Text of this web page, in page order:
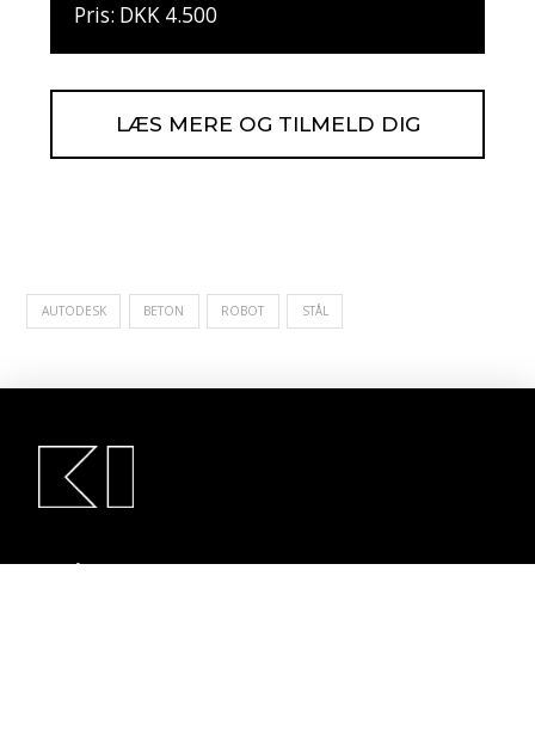
Pris: DKK 4.500
LÆS MERE OG TILMELD DIG
AUTODESK BETON ROBOT STÅL
KI Rådgivende Ingeniører Aps